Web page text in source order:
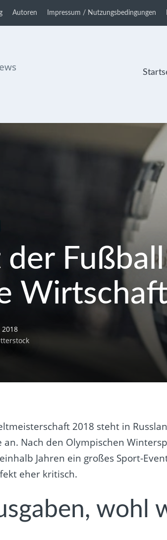
Autoren Impressum / Nutzungsbedingungen
der
2018 steht in
an. Nach den Olympischen
Jahren ein großes Sport-
eher kritisch.
wohl